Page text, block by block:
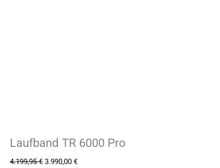
Laufband TR 6000 Pro
4.199,95€ 3.990,00 €